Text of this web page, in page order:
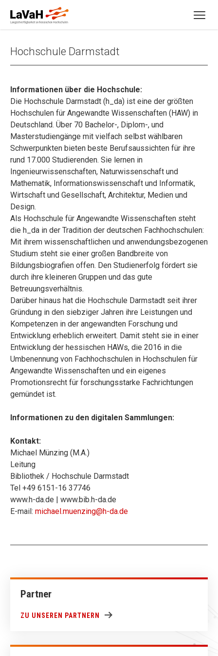
Hochschule Darmstadt
Informationen über die Hochschule:
Die Hochschule Darmstadt (h_da) ist eine der größten
Hochschulen für Angewandte Wissenschaften (HAW) in
Deutschland. Über 70 Bachelor-, Diplom-, und
Masterstudiengänge mit vielfach selbst wählbaren
Schwerpunkten bieten beste Berufsaussichten für ihre
rund 17.000 Studierenden. Sie lernen in
Ingenieurwissenschaften, Naturwissenschaft und
Mathematik, Informationswissenschaft und Informatik,
Wirtschaft und Gesellschaft, Architektur, Medien und
Design.
Als Hochschule für Angewandte Wissenschaften steht
die h_da in der Tradition der deutschen Fachhochschulen:
Mit ihrem wissenschaftlichen und anwendungsbezogenen
Studium steht sie einer großen Bandbreite von
Bildungsbiografien offen. Den Studienerfolg fördert sie
durch ihre kleineren Gruppen und das gute
Betreuungsverhältnis.
Darüber hinaus hat die Hochschule Darmstadt seit ihrer
Gründung in den siebziger Jahren ihre Leistungen und
Kompetenzen in der angewandten Forschung und
Entwicklung erheblich erweitert. Damit steht sie in einer
Entwicklung der hessischen HAWs, die 2016 in die
Umbenennung von Fachhochschulen in Hochschulen für
Angewandte Wissenschaften und ein eigenes
Promotionsrecht für forschungsstarke Fachrichtungen
gemündet ist.
Informationen zu den digitalen Sammlungen:
Kontakt:
Michael Münzing (M.A.)
Leitung
Bibliothek / Hochschule Darmstadt
Tel +49 6151-16 37746
www.h-da.de | www.bib.h-da.de
E-mail: michael.muenzing@h-da.de
Partner
ZU UNSEREN PARTNERN